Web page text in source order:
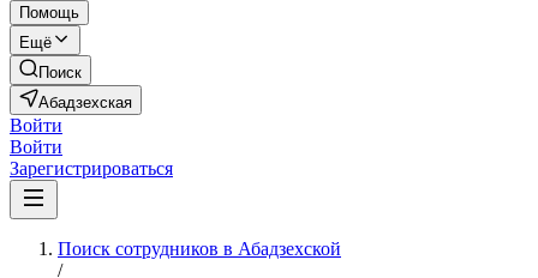
Помощь
Ещё
Поиск
Абадзехская
Войти
Войти
Зарегистрироваться
Поиск сотрудников в Абадзехской
/